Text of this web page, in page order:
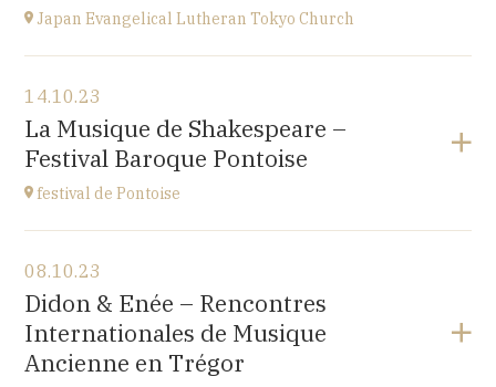
Japan Evangelical Lutheran Tokyo Church
Japan Evangelical Lutheran Tokyo Church
1-14-14 OKUBO SHINJUKU TOKYO, JAPAN
à14H
14.10.23
La Musique de Shakespeare –
Festival Baroque Pontoise
festival de Pontoise
église St Aubin, Ennery (95300)
place Robert Schumann
à18H00
Accéder au site
08.10.23
Didon & Enée – Rencontres
Internationales de Musique
Ancienne en Trégor